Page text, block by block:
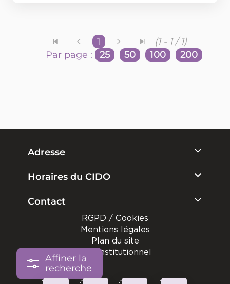
Affiner la
recherche
1
(1 - 1 / 1)
Par page :
25 50 100 200
Adresse
Horaires du CIDO
Contact
RGPD / Cookies
Mentions légales
Plan du site
Site institutionnel